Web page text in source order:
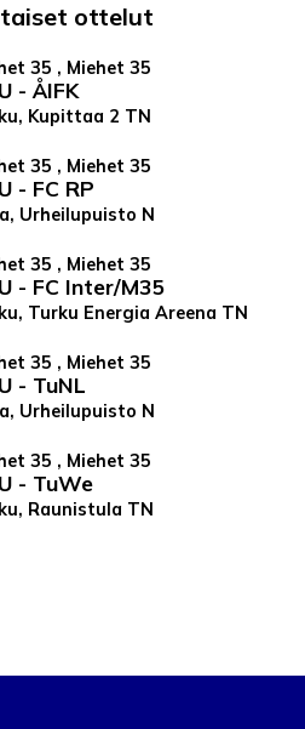
ottelut
35 , Miehet 35
- ÅIFK
Kupittaa 2 TN
35 , Miehet 35
- FC RP
Urheilupuisto N
35 , Miehet 35
- FC Inter/M35
Turku Energia Areena TN
35 , Miehet 35
- TuNL
Urheilupuisto N
35 , Miehet 35
- TuWe
Raunistula TN